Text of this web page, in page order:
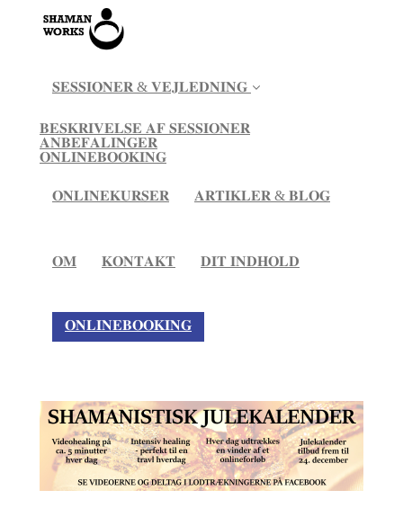
𝐒𝐄𝐒𝐒𝐈𝐎𝐍𝐄𝐑 & 𝐕𝐄𝐉𝐋𝐄𝐃𝐍𝐈𝐍𝐆
𝐁𝐄𝐒𝐊𝐑𝐈𝐕𝐄𝐋𝐒𝐄 𝐀𝐅 𝐒𝐄𝐒𝐒𝐈𝐎𝐍𝐄𝐑
𝐀𝐍𝐁𝐄𝐅𝐀𝐋𝐈𝐍𝐆𝐄𝐑
𝐎𝐍𝐋𝐈𝐍𝐄𝐁𝐎𝐎𝐊𝐈𝐍𝐆
𝐎𝐍𝐋𝐈𝐍𝐄𝐊𝐔𝐑𝐒𝐄𝐑 𝐀𝐑𝐓𝐈𝐊𝐋𝐄𝐑 & 𝐁𝐋𝐎𝐆
𝐎𝐌 𝐊𝐎𝐍𝐓𝐀𝐊𝐓 𝐃𝐈𝐓 𝐈𝐍𝐃𝐇𝐎𝐋𝐃
𝐎𝐍𝐋𝐈𝐍𝐄𝐁𝐎𝐎𝐊𝐈𝐍𝐆